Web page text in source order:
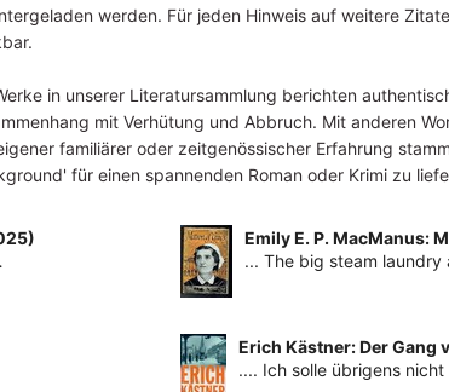
werden. Für jeden Hinweis auf weitere
in unserer Literatursammlung berichten
mit Verhütung und Abbruch. Mit anderen
familiärer oder zeitgenössischer Erfahrung
für einen spannenden Roman oder Krimi zu
Emily E. P. MacManus:
... The big steam
Erich Kästner: Der Gang
.... Ich solle übrigens